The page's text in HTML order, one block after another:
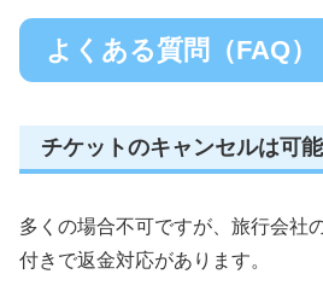
よくある質問（FAQ）
チケットのキャンセルは可
多くの場合不可ですが、旅行会社
付きで返金対応があります。